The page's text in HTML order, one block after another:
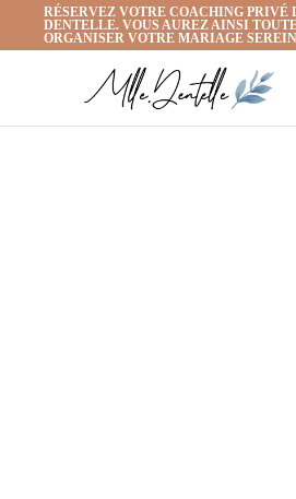
RÉSERVEZ VOTRE COACHING PRIVÉ
DENTELLE. VOUS AUREZ AINSI
ORGANISER VOTRE MARIAGE